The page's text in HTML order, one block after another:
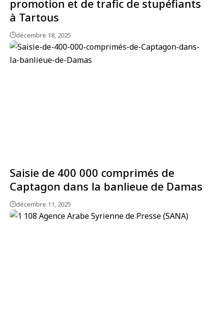
promotion et de trafic de stupéfiants
à Tartous
décembre 18, 2025
Saisie de 400 000 comprimés de
Captagon dans la banlieue de Damas
décembre 11, 2025